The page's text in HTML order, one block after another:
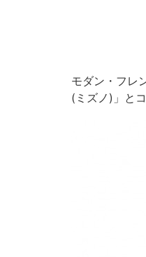
モダン・フレ
(ミズノ)」と